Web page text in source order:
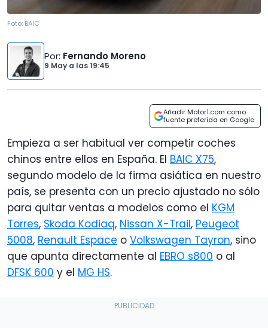
Foto: BAIC
Por: Fernando Moreno
9 May a las19:45
Añadir Motor1.com como
fuente preferida en Google
Empieza a ser habitual ver competir coches
chinos entre ellos en España. El BAIC X75,
segundo modelo de la firma asiática en nuestro
país, se presenta con un precio ajustado no sólo
para quitar ventas a modelos como el KGM
Torres, Skoda Kodiaq, Nissan X-Trail, Peugeot
5008, Renault Espace o Volkswagen Tayron, sino
que apunta directamente al EBRO s800 o al
DFSK 600 y el MG HS.